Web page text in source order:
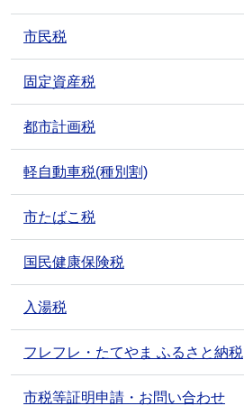
市民税
固定資産税
都市計画税
軽自動車税(種別割)
市たばこ税
国民健康保険税
入湯税
フレフレ・たてやま ふるさと納税
市税等証明申請・お問い合わせ